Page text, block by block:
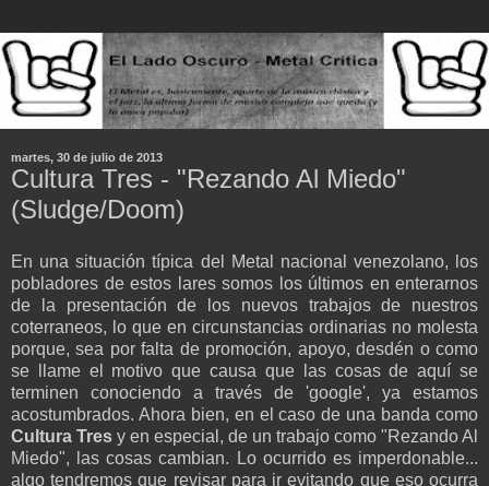
martes, 30 de julio de 2013
Cultura Tres - "Rezando Al Miedo"
(Sludge/Doom)
En una situación típica del Metal nacional venezolano, los
pobladores de estos lares somos los últimos en enterarnos
de la presentación de los nuevos trabajos de nuestros
coterraneos, lo que en circunstancias ordinarias no molesta
porque, sea por falta de promoción, apoyo, desdén o como
se llame el motivo que causa que las cosas de aquí se
terminen conociendo a través de 'google', ya estamos
acostumbrados. Ahora bien, en el caso de una banda como
Cultura Tres y en especial, de un trabajo como "Rezando Al
Miedo", las cosas cambian. Lo ocurrido es imperdonable...
algo tendremos que revisar para ir evitando que eso ocurra